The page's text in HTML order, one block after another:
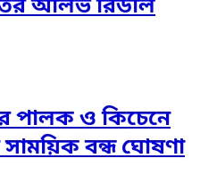
অলিভ রিডলি
পালক ও কিচেনে
বন্ধ ঘোষণা